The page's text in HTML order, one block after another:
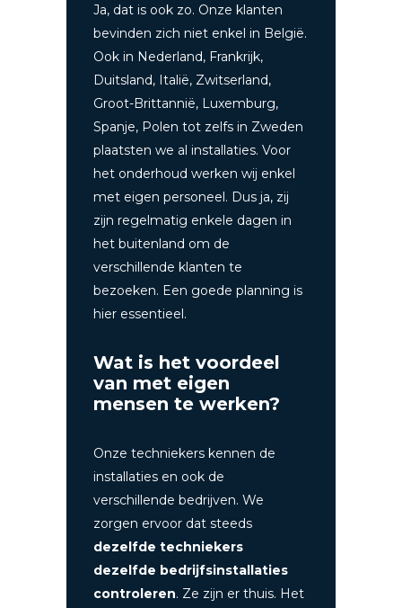
Ja, dat is ook zo. Onze klanten
bevinden zich niet enkel in België.
Ook in Nederland, Frankrijk,
Duitsland, Italië, Zwitserland,
Groot-Brittannië, Luxemburg,
Spanje, Polen tot zelfs in Zweden
plaatsten we al installaties. Voor
het onderhoud werken wij enkel
met eigen personeel. Dus ja, zij
zijn regelmatig enkele dagen in
het buitenland om de
verschillende klanten te
bezoeken. Een goede planning is
hier essentieel.
Wat is het voordeel
van met eigen
mensen te werken?
Onze techniekers kennen de
installaties en ook de
verschillende bedrijven. We
zorgen ervoor dat steeds
dezelfde techniekers
dezelfde bedrijfsinstallaties
controleren. Ze zijn er thuis. Het